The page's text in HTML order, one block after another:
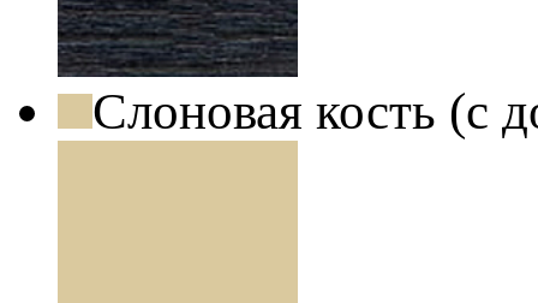
Слоновая кость (с